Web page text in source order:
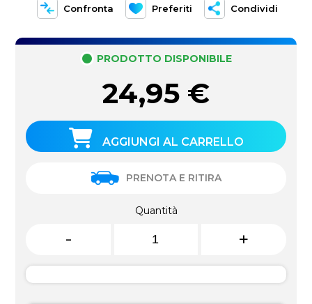
Confronta Preferiti Condividi
PRODOTTO DISPONIBILE
24,95 €
AGGIUNGI AL CARRELLO
PRENOTA E RITIRA
Quantità
- +